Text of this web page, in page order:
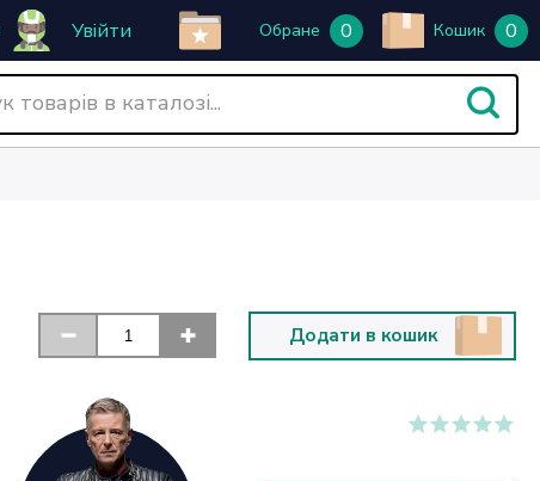
Увійти Обране 0 Кошик 0
Додати в кошик